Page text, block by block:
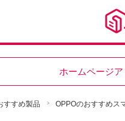
ホームページ
すすめ製品 OPPOのおすすめス